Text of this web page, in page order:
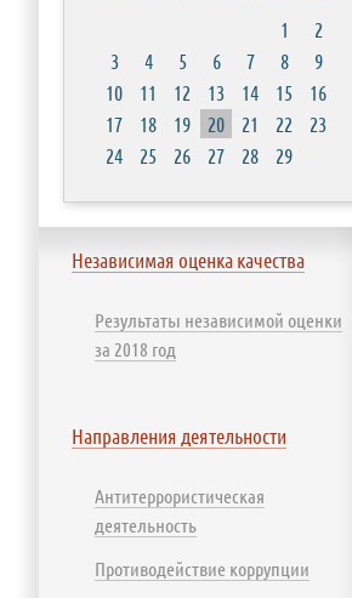
1
2
3
4 5 6 7 8
9
10
11 12 13 14 15
16
17
18 19 20 21 22
23
24
25 26 27 28 29
Независимая оценка качества
Результаты независимой оценки
за 2018 год
Направления деятельности
Антитеррористическая
деятельность
Противодействие коррупции